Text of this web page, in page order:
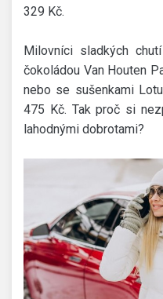
329 Kč.
Milovníci sladkých
čokoládou Van Houten
nebo se sušenkami
475 Kč. Tak proč si
lahodnými dobrotami?